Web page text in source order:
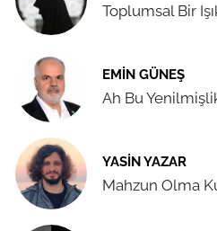
Toplumsal Bir
EMIN GÜNEŞ
Ah Bu
YASIN YAZAR
Mahzun Olma